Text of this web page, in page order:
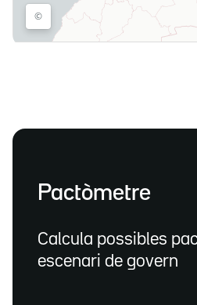
Pactòmetre
Calcula possibles
escenari de govern